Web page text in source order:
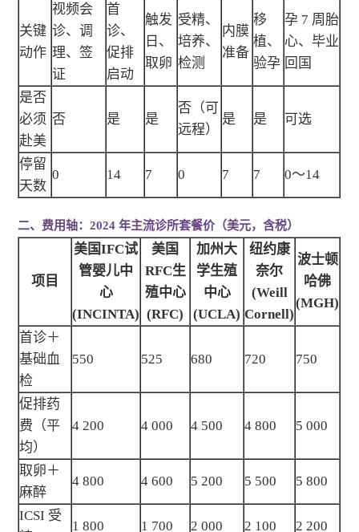
关键
动作
视频会
诊、调
理、签
证
首
诊、
促排
启动
触发
日、
取卵
受精、
培养、
检测
内膜
准备
移
植、
验孕
孕 7 周胎
心、毕业
回国
是否
必须
赴美
否 是 是
否（可
远程）
是 是 可选
停留
天数
0 14 7 0 7 7 0～14
二、费用轴：2024 年主流诊所套餐价（美元，含税）
项目
美国IFC试
管婴儿中
心
(INCINTA)
美国
RFC生
殖中心
(RFC)
加州大
学生殖
中心
(UCLA)
纽约康
奈尔
(Weill
Cornell)
波士顿
哈佛
(MGH)
首诊＋
基础血
检
550 525 680 720 750
促排药
费（平
均）
4 200 4 000 4 500 4 800 5 000
取卵＋
麻醉
4 800 4 600 5 200 5 500 5 800
ICSI 受
1 800 1 700 2 000 2 100 2 200